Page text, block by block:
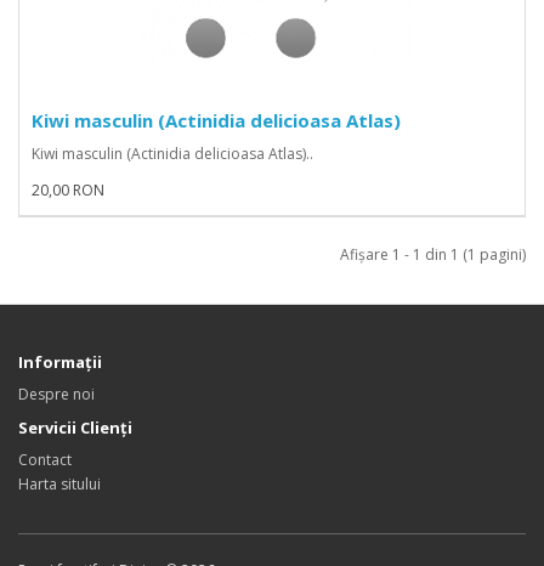
Kiwi masculin (Actinidia delicioasa Atlas)
Kiwi masculin (Actinidia delicioasa Atlas)..
20,00 RON
Afişare 1 - 1 din 1 (1 pagini)
Informaţii
Despre noi
Servicii Clienţi
Contact
Harta sitului